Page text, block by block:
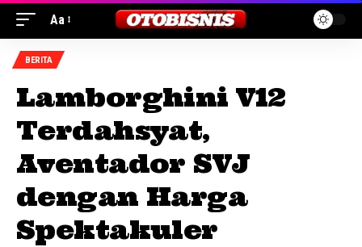
Aa
BERITA
Lamborghini V12
Terdahsyat,
Aventador SVJ
dengan Harga
Spektakuler